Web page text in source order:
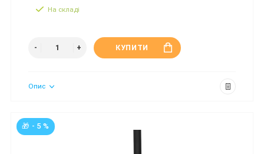
На складі
КУПИТИ
Опис
🎁 - 5 %